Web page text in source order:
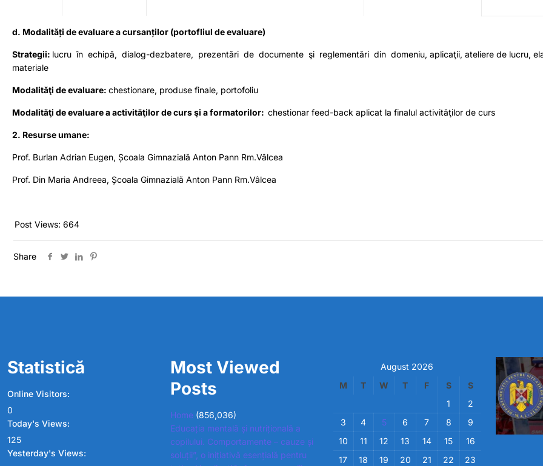
d. Modalități de evaluare a cursanților (portofliul de evaluare)
Strategii: lucru în echipă, dialog-dezbatere, prezentări de documente şi reglementări din domeniu, aplicaţii, ateliere de lucru,
materiale
Modalităţi de evaluare: chestionare, produse finale, portofoliu
Modalităţi de evaluare a activităţilor de curs şi a formatorilor: chestionar feed-back aplicat la finalul activităţilor de curs
2. Resurse umane:
Prof. Burlan Adrian Eugen, Școala Gimnazială Anton Pann Rm.Vâlcea
Prof. Din Maria Andreea, Școala Gimnazială Anton Pann Rm.Vâlcea
Post Views: 664
Share
Statistică
Online Visitors:
0
Today's Views:
125
Yesterday's Views:
Most Viewed
Posts
Home (856,036)
Educația mentală și nutrițională a
copilului. Comportamente – cauze și
soluții”, o inițiativă esențială pentru
August 2026
M
T W T F S
S
1
2
3
4 5 6 7 8
9
10
11 12 13 14 15
16
17
18 19 20 21 22 23